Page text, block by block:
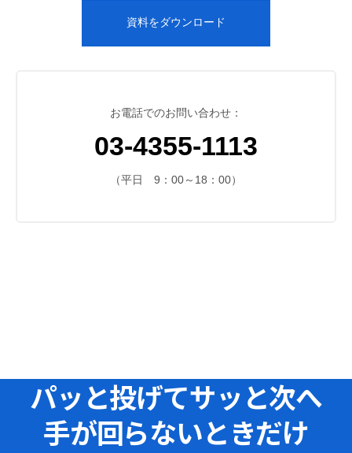
資料をダウンロード
お電話でのお問い合わせ：
03-4355-1113
（平日 9：00～18：00）
パッと投げてサッと次へ
手が回らないときだけ